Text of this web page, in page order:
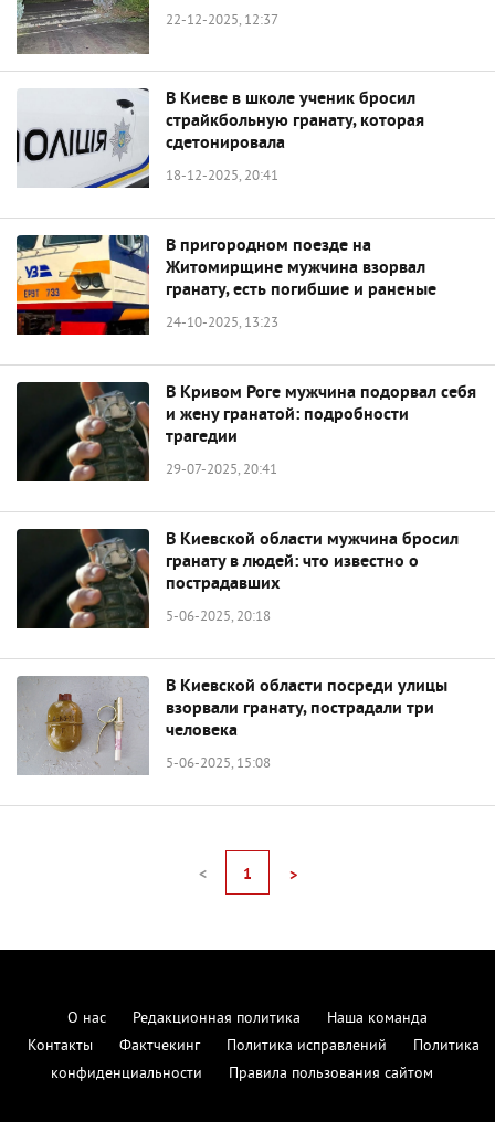
22-12-2025, 12:37
В Киеве в школе ученик бросил
страйкбольную гранату, которая
сдетонировала
18-12-2025, 20:41
В пригородном поезде на
Житомирщине мужчина взорвал
гранату, есть погибшие и раненые
24-10-2025, 13:23
В Кривом Роге мужчина подорвал себя
и жену гранатой: подробности
трагедии
29-07-2025, 20:41
В Киевской области мужчина бросил
гранату в людей: что известно о
пострадавших
5-06-2025, 20:18
В Киевской области посреди улицы
взорвали гранату, пострадали три
человека
5-06-2025, 15:08
< 1 >
О нас Редакционная политика
Наша команда
Контакты
Фактчекинг Политика исправлений
Политика
конфиденциальности
Правила пользования сайтом